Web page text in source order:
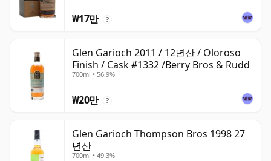
₩17만 ?
Glen Garioch 2011 / 12년산 / Oloroso
Finish / Cask #1332 /Berry Bros & Rudd
700ml • 56.9%
₩20만 ?
Glen Garioch Thompson Bros 1998 27
년산
700ml • 49.3%